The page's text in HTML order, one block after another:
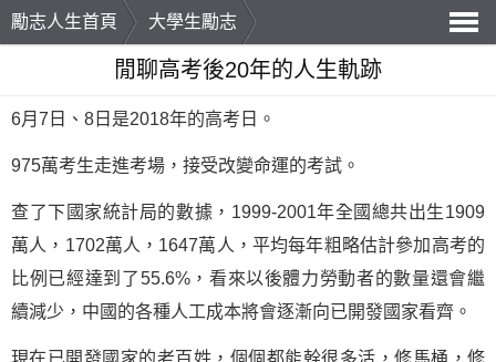
勵志人生首頁
大學生勵志
導
閒聊高考後20年的人生軌跡
6月7日、8日是2018年的高考日。
975萬考生走進考場，接受改變命運的考試。
查了下國家統計局的數據，1999-2001年全國總共出生1909
萬人，1702萬人，1647萬人，平均每年粗略估計參加高考的
比例已經達到了55.6%，看來以後體力勞動者的數量還會繼
續減少，中國的各種人工成本將會逐漸向已開發國家看齊。
現在已開發國家的老百姓，個個都能幹很多活，修馬桶，修